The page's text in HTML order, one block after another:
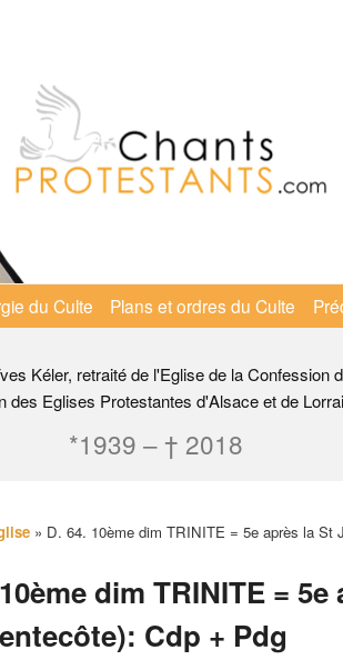
Kéler, retraité de l'Eglise de la Confession
des Eglises Protestantes d'Alsace et de
*1939 – † 2018
du Culte Plans et ordres du Culte
dim TRINITE =
Cdp + Pdg
» D. 64. 10ème dim TRINITE = 5e après la St